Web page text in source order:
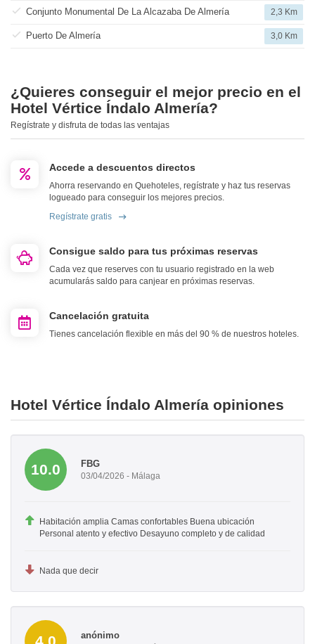
Conjunto Monumental De La Alcazaba De Almería 2,3 Km
Puerto De Almería 3,0 Km
¿Quieres conseguir el mejor precio en el
Hotel Vértice Índalo Almería?
Regístrate y disfruta de todas las ventajas
Accede a descuentos directos
Ahorra reservando en Quehoteles, regístrate y haz tus reservas
logueado para conseguir los mejores precios.
Regístrate gratis
Consigue saldo para tus próximas reservas
Cada vez que reserves con tu usuario registrado en la web
acumularás saldo para canjear en próximas reservas.
Cancelación gratuita
Tienes cancelación flexible en más del 90 % de nuestros hoteles.
Hotel Vértice Índalo Almería opiniones
10.0 FBG
03/04/2026 - Málaga
Habitación amplia Camas confortables Buena ubicación
Personal atento y efectivo Desayuno completo y de calidad
Nada que decir
anónimo